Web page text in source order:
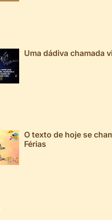
Uma dádiva chamada
O texto de hoje se
Férias